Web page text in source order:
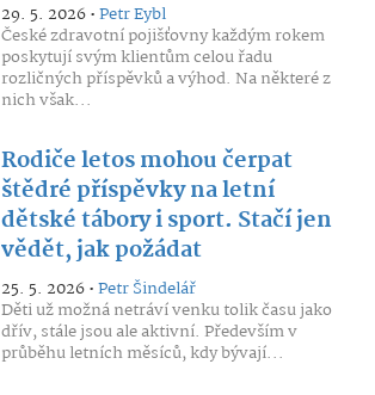
29. 5. 2026 •Petr Eybl
České zdravotní pojišťovny každým rokem
poskytují svým klientům celou řadu
rozličných příspěvků a výhod. Na některé z
nich však...
Rodiče letos mohou čerpat
štědré příspěvky na letní
dětské tábory i sport. Stačí jen
vědět, jak požádat
25. 5. 2026 •Petr Šindelář
Děti už možná netráví venku tolik času jako
dřív, stále jsou ale aktivní. Především v
průběhu letních měsíců, kdy bývají...